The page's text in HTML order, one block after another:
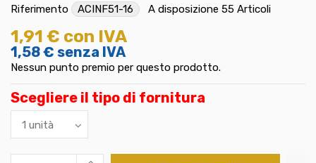
Riferimento ACINF51-16 A disposizione 55 Articoli
1,91 € con IVA
1,58 € senza IVA
Nessun punto premio per questo prodotto.
Scegliere il tipo di fornitura